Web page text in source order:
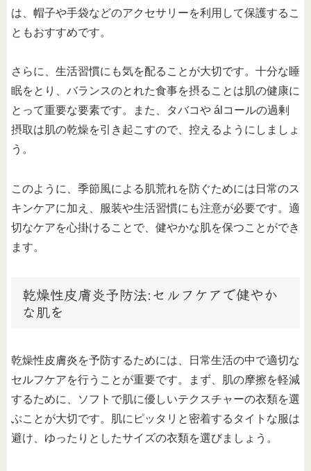
は、帽子や手袋などのアクセサリーを利用して保護するこ
ともおすすめです。
さらに、生活習慣にも気を配ることが大切です。十分な睡
眠をとり、バランスのとれた食事を摂ることは肌の健康に
とって重要な要素です。また、タバコや álコールの過剰
摂取は肌の乾燥を引き起こすので、控えるようにしましょ
う。
このように、季節風による肌荒れを防ぐためには日常のス
キンケアに加え、服装や生活習慣にも注意が必要です。適
切なケアを心掛けることで、健やかな肌を保つことができ
ます。
乾燥性皮膚炎予防法:セルフケアで健やか
な肌を
乾燥性皮膚炎を予防するためには、日常生活の中で適切な
セルフケアを行うことが重要です。まず、肌の摩擦を軽減
するために、ソフトで肌に優しいテクスチャーの衣類を選
ぶことが大切です。肌にピッタリと密着するタイトな服は
避け、ゆったりとしたサイズの衣類を選びましょう。